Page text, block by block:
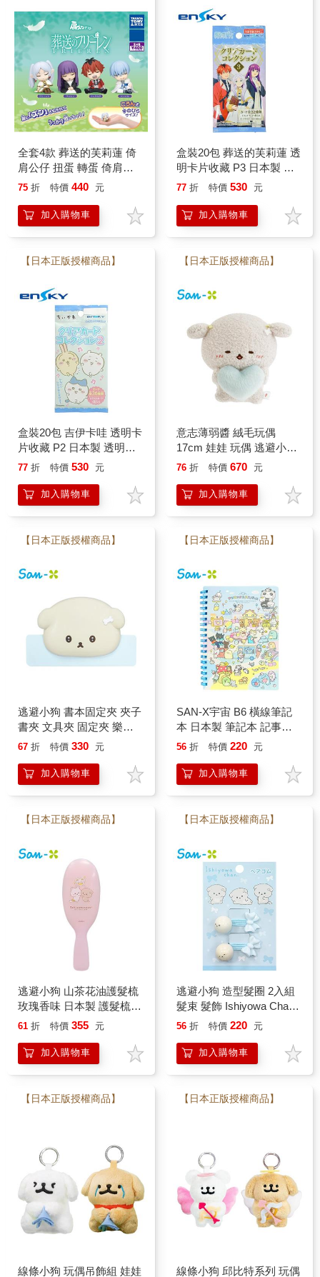
全套4款 葬送的芙莉蓮 倚
肩公仔 扭蛋 轉蛋 倚肩睡
眠公仔 靠肩睡眠 睡眠公仔
TAKARA TOMY
75 折 特價 440 元
加入購物車
盒裝20包 葬送的芙莉蓮 透
明卡片收藏 P3 日本製 透
明卡片 角色卡片 芙莉蓮
塔 贊恩 ENSKY 款式隨機
77 折 特價 530 元
加入購物車
【日本正版授權商品】
盒裝20包 吉伊卡哇 透明卡
片收藏 P2 日本製 透明卡
片 角色卡片 兔兔 小八貓
海瀨勇者 Chiikawa
ENSKY 款式隨機
77 折 特價 530 元
加入購物車
【日本正版授權商品】
意志薄弱醬 絨毛玩偶
17cm 娃娃 玩偶 逃避小狗
後輩小貓 Ishiyowa Chan
76 折 特價 670 元
加入購物車
【日本正版授權商品】
逃避小狗 書本固定夾 夾子
書夾 文具夾 固定夾 樂譜
夾 萬用夾 Ishiyowa Chan
67 折 特價 330 元
加入購物車
【日本正版授權商品】
SAN-X宇宙 B6 橫線筆記
本 日本製 筆記本 記事本
角落生物 拉拉熊 靴下貓
56 折 特價 220 元
加入購物車
【日本正版授權商品】
逃避小狗 山茶花油護髮梳
玫瑰香味 日本製 護髮梳
美髮梳 保濕梳 梳子 意志
61 折 特價 355 元
加入購物車
【日本正版授權商品】
逃避小狗 造型髮圈 2入組
髮束 髮飾 Ishiyowa Chan
意志薄弱醬 San-X
56 折 特價 220 元
加入購物車
【日本正版授權商品】
線條小狗 玩偶吊飾組 娃娃
【日本正版授權商品】
線條小狗 邱比特系列 玩偶